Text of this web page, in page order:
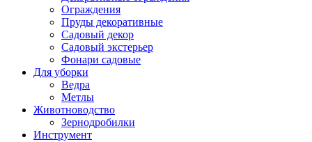
Ограждения
Пруды декоративные
Садовый декор
Садовый экстерьер
Фонари садовые
Для уборки
Ведра
Метлы
Животноводство
Зернодробилки
Инструмент